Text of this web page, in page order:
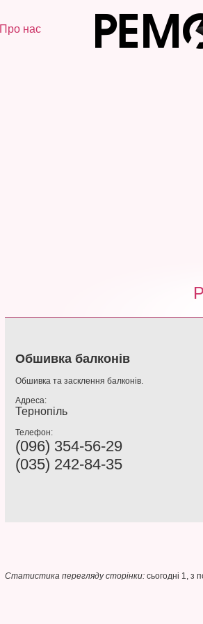
Про нас
Обшивка балконів
Обшивка та засклення балконів.
Адреса:
Тернопіль
Телефон:
(096) 354-56-29
(035) 242-84-35
Статистика перегляду сторінки: сьогодні 1, з